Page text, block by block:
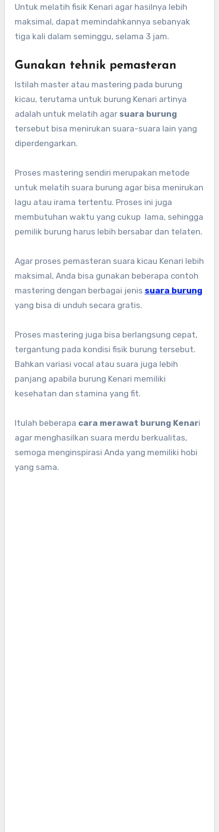
Untuk melatih fisik Kenari agar hasilnya lebih
maksimal, dapat memindahkannya sebanyak
tiga kali dalam seminggu, selama 3 jam.
Gunakan tehnik pemasteran
Istilah master atau mastering pada burung
kicau, terutama untuk burung Kenari artinya
adalah untuk melatih agar suara burung
tersebut bisa menirukan suara-suara lain yang
diperdengarkan.
Proses mastering sendiri merupakan metode
untuk melatih suara burung agar bisa menirukan
lagu atau irama tertentu. Proses ini juga
membutuhan waktu yang cukup lama, sehingga
pemilik burung harus lebih bersabar dan telaten.
Agar proses pemasteran suara kicau Kenari lebih
maksimal, Anda bisa gunakan beberapa contoh
mastering dengan berbagai jenis suara burung
yang bisa di unduh secara gratis.
Proses mastering juga bisa berlangsung cepat,
tergantung pada kondisi fisik burung tersebut.
Bahkan variasi vocal atau suara juga lebih
panjang apabila burung Kenari memiliki
kesehatan dan stamina yang fit.
Itulah beberapa cara merawat burung Kenari
agar menghasilkan suara merdu berkualitas,
semoga menginspirasi Anda yang memiliki hobi
yang sama.